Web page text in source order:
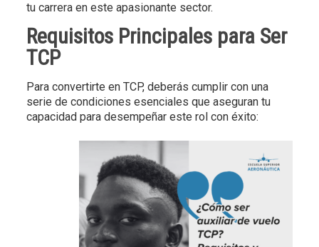
tu carrera en este apasionante sector.
Requisitos Principales para Ser
TCP
Para convertirte en TCP, deberás cumplir con una
serie de condiciones esenciales que aseguran tu
capacidad para desempeñar este rol con éxito: